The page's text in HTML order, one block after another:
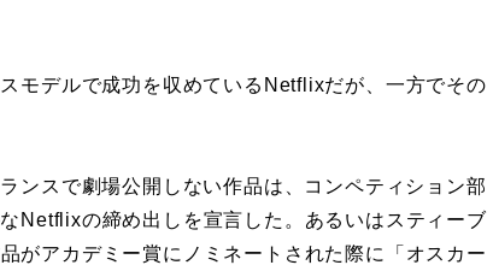
モデルで成功を収めているNetflixだが、一方でその
ンスで劇場公開しない作品は、コンペティション部
Netflixの締め出しを宣言した。あるいはスティーブ
がアカデミー賞にノミネートされた際に「オスカー